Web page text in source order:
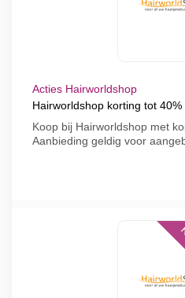
Acties Hairworldshop
Hairworldshop korting tot
Koop bij Hairworldshop met
Aanbieding geldig voor